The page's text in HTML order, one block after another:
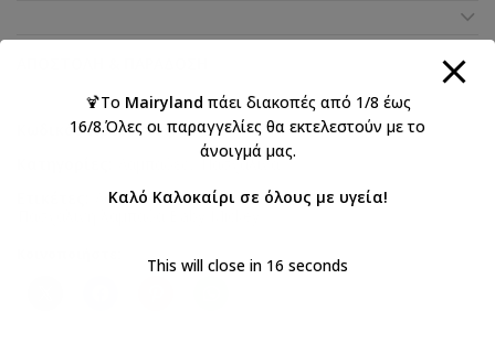
Κωδικός προϊόντος:FR2570
Πασχαλινά
Λαμπάδα Baby Mickey,
🍹Το Mairyland πάει διακοπές από 1/8 έως
16/8.Όλες οι παραγγελίες θα εκτελεστούν με το
άνοιγμά μας.
Καλό Καλοκαίρι σε όλους με υγεία!
This will close in 15 seconds